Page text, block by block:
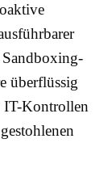
überflüssig
IT-Kontrollen